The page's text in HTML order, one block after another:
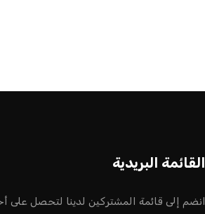
القائمة البريدية
انضم إلى قائمة المشتركين لدينا لتحصل على